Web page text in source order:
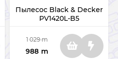
Пылесос Black & Decker
PV1420L-B5
1 029 m
988 m